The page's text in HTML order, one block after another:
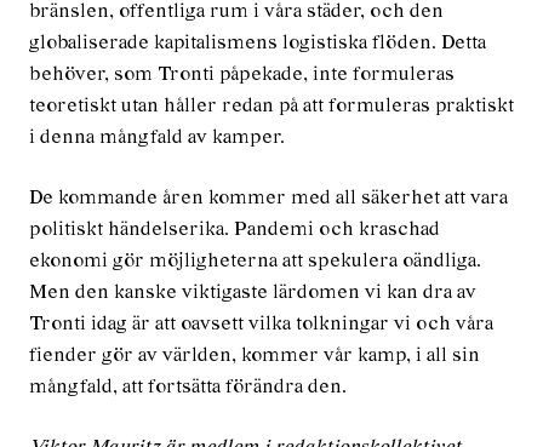
bränslen, offentliga rum i våra städer, och den
globaliserade kapitalismens logistiska flöden. Detta
behöver, som Tronti påpekade, inte formuleras
teoretiskt utan håller redan på att formuleras praktiskt
i denna mångfald av kamper.
De kommande åren kommer med all säkerhet att vara
politiskt händelserika. Pandemi och kraschad
ekonomi gör möjligheterna att spekulera oändliga.
Men den kanske viktigaste lärdomen vi kan dra av
Tronti idag är att oavsett vilka tolkningar vi och våra
fiender gör av världen, kommer vår kamp, i all sin
mångfald, att fortsätta förändra den.